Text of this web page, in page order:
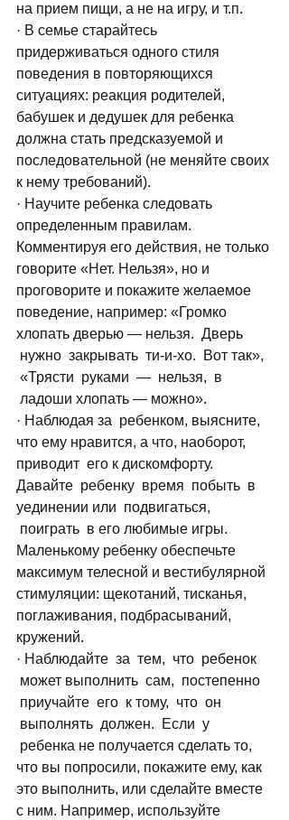
на прием пищи, а не на игру, и т.п.
· В семье старайтесь
придерживаться одного стиля
поведения в повторяющихся
ситуациях: реакция родителей,
бабушек и дедушек для ребенка
должна стать предсказуемой и
последовательной (не меняйте своих
к нему требований).
· Научите ребенка следовать
определенным правилам.
Комментируя его действия, не только
говорите «Нет. Нельзя», но и
проговорите и покажите желаемое
поведение, например: «Громко
хлопать дверью — нельзя.  Дверь
нужно  закрывать  ти-и-хо.  Вот так»,
«Трясти  руками  —  нельзя,  в
ладоши хлопать — можно».
· Наблюдая за  ребенком, выясните,
что ему нравится, а что, наоборот,
приводит  его к дискомфорту.
Давайте  ребенку  время  побыть  в
уединении или  подвигаться,
поиграть  в его любимые игры.
Маленькому ребенку обеспечьте
максимум телесной и вестибулярной
стимуляции: щекотаний, тисканья,
поглаживания, подбрасываний,
кружений.
· Наблюдайте  за  тем,  что  ребенок
может выполнить  сам,  постепенно
приучайте  его  к тому,  что  он
выполнять  должен.  Если  у
ребенка не получается сделать то,
что вы попросили, покажите ему, как
это выполнить, или сделайте вместе
с ним. Например, используйте